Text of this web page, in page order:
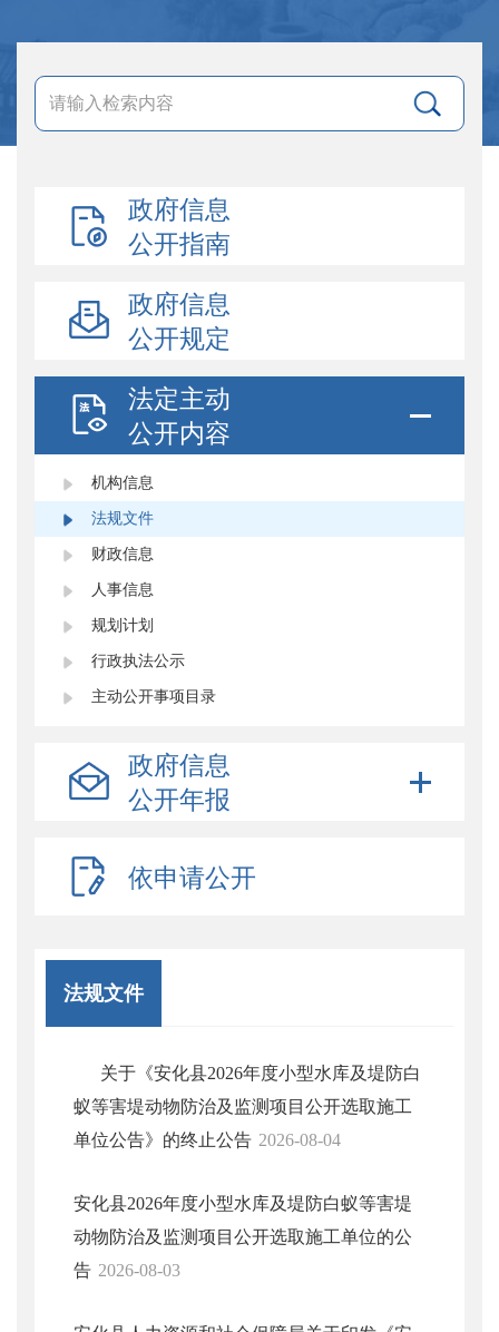
政府信息
公开指南
政府信息
公开规定
法定主动
公开内容
机构信息
法规文件
财政信息
人事信息
规划计划
行政执法公示
主动公开事项目录
政府信息
公开年报
依申请公开
法规文件
关于《安化县2026年度小型水库及堤防白
蚁等害堤动物防治及监测项目公开选取施工
单位公告》的终止公告 2026-08-04
安化县2026年度小型水库及堤防白蚁等害堤
动物防治及监测项目公开选取施工单位的公
告 2026-08-03